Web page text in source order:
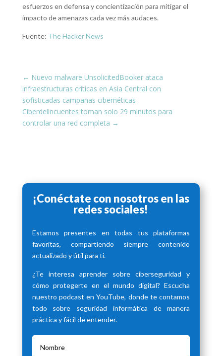
esfuerzos en defensa y concientización para mitigar el
impacto de amenazas cada vez más audaces.
Fuente: The Hacker News
← Nuevo malware UnsolicitedBooker ataca
infraestructuras críticas en Asia Central con
sofisticadas campañas cibernéticas
Ciberdelincuentes toman solo 29 minutos para
controlar una red completa →
¡Conéctate con nosotros en las
redes sociales!
Estamos presentes en todas tus plataformas
favoritas, compartiendo siempre contenido
actualizado y útil para ti.
¿Te interesa aprender sobre ciberseguridad y
cómo protegerte en el mundo digital? Escucha
nuestro podcast en YouTube, donde te contamos
todo sobre seguridad informática de manera
práctica y fácil de entender.